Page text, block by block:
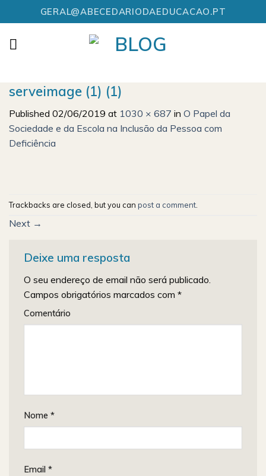
to
content
GERAL@ABECEDARIODAEDUCACAO.PT
serveimage (1) (1)
Published 02/06/2019 at 1030 × 687 in O Papel da
Sociedade e da Escola na Inclusão da Pessoa com
Deficiência
Trackbacks are closed, but you can post a comment
Next →
Deixe uma resposta
O seu endereço de email não será publicado.
Campos obrigatórios marcados com *
Comentário
Nome *
Email *